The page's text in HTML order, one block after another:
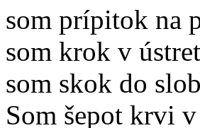
som prípitok na
som krok v
som skok do
Som šepot krvi